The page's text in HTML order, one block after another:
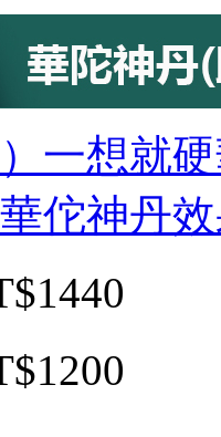
）一想就
佗神丹